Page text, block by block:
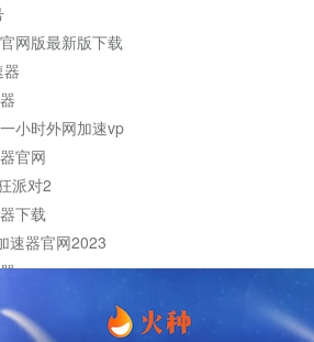
网版最新版下载
小时外网加速vp
官网
派对2
下载
速器官网2023
器加速
台